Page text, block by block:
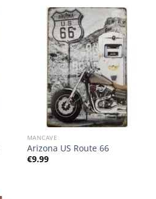
MANCAVE
Arizona US Route 66
€9.99